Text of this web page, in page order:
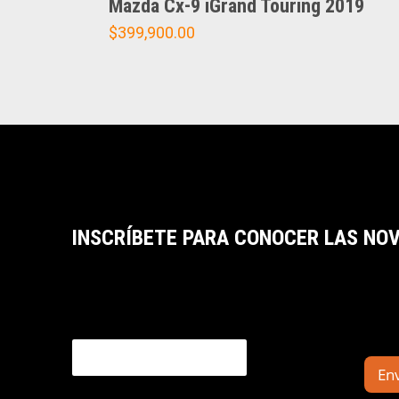
Mazda Cx-9 iGrand Touring 2019
$399,900.00
INSCRÍBETE PARA CONOCER LAS